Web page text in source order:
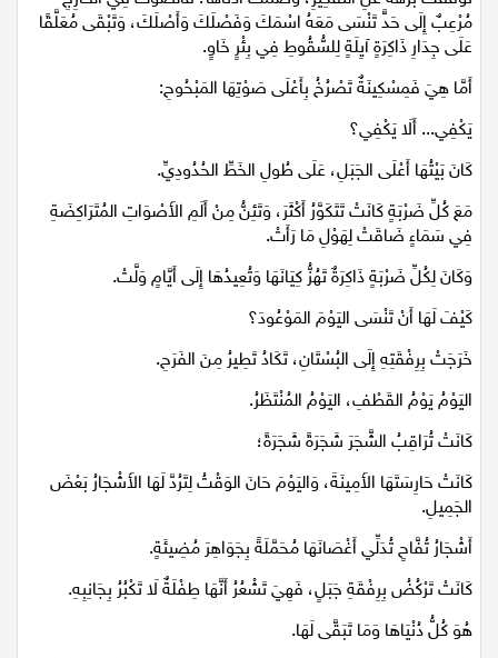
مُرْعِبٌ إِلَى حَدٍّ تَنْسَى مَعَهُ اسْمَكَ وَفَصْلَكَ وَأَصْلَكَ، وَتَبْقَى مُعَلَّقًا
عَلَى جِدَارِ ذَاكِرَةٍ آيِلَةٍ لِلسُّقُوطِ فِي بِئْرٍ خَاوٍ.
أَمَّا هِيَ فَمِسْكِينَةٌ تَصْرُخُ بِأَعْلَى صَوْتِهَا المَبْحُوحِ:
يَكْفِي... أَلَا يَكْفِي؟
كَانَ بَيْتُهَا أَعْلَى الجَبَلِ، عَلَى طُولِ الخَطِّ الحُدُودِيِّ.
مَعَ كُلِّ ضَرْبَةٍ كَانَتْ تَتَكَوَّرُ أَكْثَرَ، وَتَئِنُّ مِنْ أَلَمِ الأَصْوَاتِ المُتَرَاكِضَةِ
فِي سَمَاءٍ ضَاقَتْ لِهَوْلِ مَا رَأَتْ.
وَكَانَ لِكُلِّ ضَرْبَةٍ ذَاكِرَةٌ تَهُزُّ كِيَانَهَا وَتُعِيدُهَا إِلَى أَيَّامٍ وَلَّتْ.
كَيْفَ لَهَا أَنْ تَنْسَى اليَوْمَ المَوْعُودَ؟
خَرَجَتْ بِرِفْقَتِهِ إِلَى البُسْتَانِ، تَكَادُ تَطِيرُ مِنَ الفَرَحِ.
اليَوْمُ يَوْمُ القَطْفِ، اليَوْمُ المُنْتَظَرُ.
كَانَتْ تُرَاقِبُ الشَّجَرَ شَجَرَةً شَجَرَةً؛
كَانَتْ حَارِسَتَهَا الأَمِينَةَ، وَاليَوْمَ حَانَ الوَقْتُ لِتَرُدَّ لَهَا الأَشْجَارُ بَعْضَ
الجَمِيلِ.
أَشْجَارُ تُفَّاحٍ تُدَلِّي أَغْصَانَهَا مُحَمَّلَةً بِجَوَاهِرَ مُضِيئَةٍ.
كَانَتْ تَرْكُضُ بِرِفْقَةِ جَبَلٍ، فَهِيَ تَشْعُرُ أَنَّهَا طِفْلَةٌ لَا تَكْبُرُ بِجَانِبِهِ.
هُوَ كُلُّ دُنْيَاهَا وَمَا تَبَقَّى لَهَا.